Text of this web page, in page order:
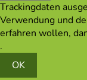
Trackingdaten
Verwendung und
erfahren wollen,
.
OK